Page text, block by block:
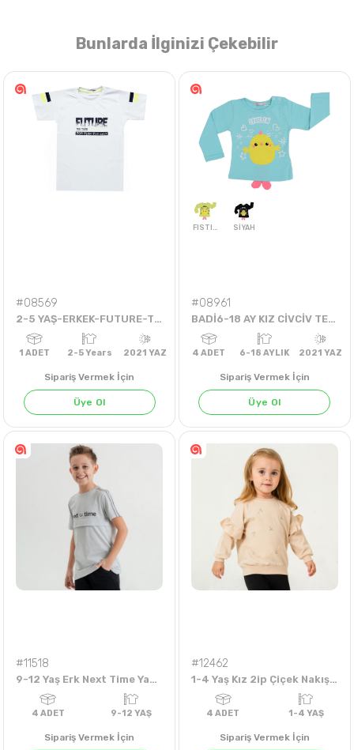
Nasıl Sipariş Veririm?
Öğren
Bunlarda İlginizi Çekebilir
#08569
2-5 YAŞ-ERKEK-FUTURE-TİŞÖRT
2-5 Years
Sipariş Vermek İçin
Üye Ol
SİYAH
#08961
BADİ6-18 AY KIZ CİVCİV TEK BADİ
ADET 6-18 AYLIK
Sipariş Vermek İçin
Üye Ol
#11518
9-12 Yaş Erk Next Time Yazılı Tshirt
Sipariş Vermek İçin
#12462
1-4 Yaş Kız 2ip Çiçek Nakışlı Sweat
Sipariş Vermek İçin